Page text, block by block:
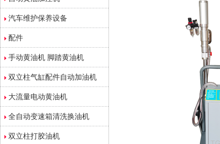
汽车维护保养设备
配件
手动黄油机 脚踏黄油机
双立柱气缸配件自动加油机
大流量电动黄油机
全自动变速箱清洗换油机
双立柱打胶油机